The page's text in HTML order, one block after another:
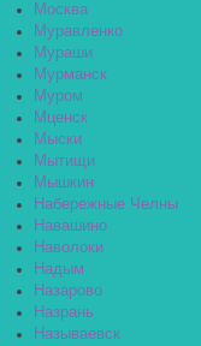
Москва
Муравленко
Мураши
Мурманск
Муром
Мценск
Мыски
Мытищи
Мышкин
Набережные Челны
Навашино
Наволоки
Надым
Назарово
Назрань
Называевск